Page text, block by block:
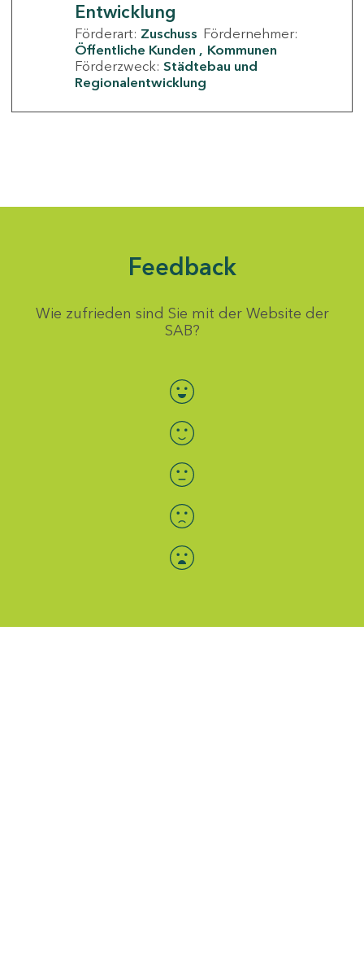
Entwicklung
Förderart: Zuschuss Fördernehmer:
Öffentliche Kunden
Kommunen
Förderzweck: Städtebau und
Regionalentwicklung
Feedback
Wie zufrieden sind Sie mit der Website der
SAB?
Bewertung auswählen